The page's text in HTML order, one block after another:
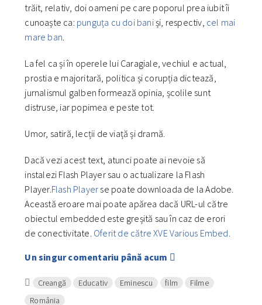
trăit, relativ, doi oameni pe care poporul prea iubit îi
cunoaște ca: punguța cu doi baniși, respectiv, cel mai
mare ban.
La fel ca și în operele lui Caragiale, vechiul e actual,
prostia e majoritară, politica și corupția dictează,
jurnalismul galben formează opinia, școlile sunt
distruse, iar popimea e peste tot.
Umor, satiră, lecții de viață și dramă.
Dacă vezi acest text, atunci poate ai nevoie să
instalezi Flash Player sau o actualizare la Flash
Player.Flash Playerse poate downloada de la Adobe.
Această eroare mai poate apărea dacă URL-ul către
obiectul embedded este greșită sau în caz de erori
de conectivitate. Oferit de către XVE Various Embed.
Un singur comentariu până acum
Creangă Educativ Eminescu film
Filme
România